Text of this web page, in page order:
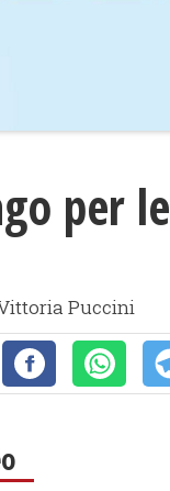
per le
Puccini